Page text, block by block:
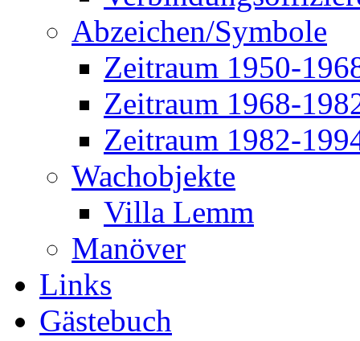
Abzeichen/Symbole
Zeitraum 1950-
Zeitraum 1968-
Zeitraum 1982-
Wachobjekte
Villa Lemm
Manöver
Links
Gästebuch